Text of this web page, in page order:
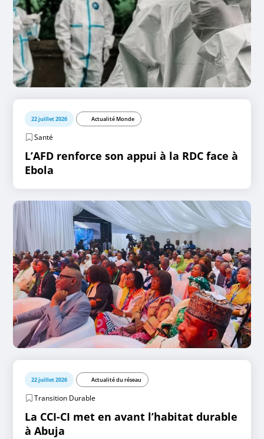
22 juillet 2026 Actualité Monde
Santé
L’AFD renforce son appui à la RDC face à
Ebola
22 juillet 2026 Actualité du réseau
Transition Durable
La CCI-CI met en avant l’habitat durable
à Abuja